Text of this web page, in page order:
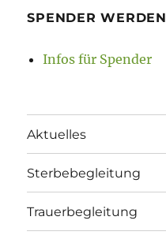
SPENDER WERDEN
Infos für Spender
Aktuelles
Sterbebegleitung
Trauerbegleitung